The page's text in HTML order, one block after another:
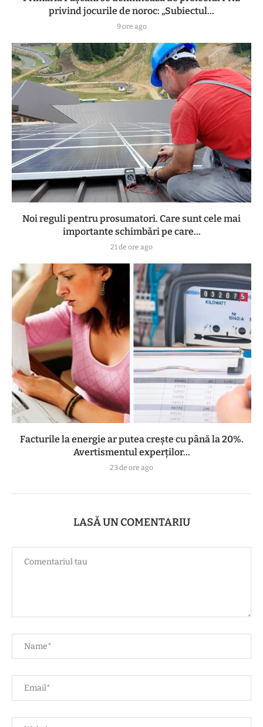
privind jocurile de noroc: „Subiectul...
9 ore ago
Noi reguli pentru prosumatori. Care sunt cele mai
importante schimbări pe care...
21 de ore ago
Facturile la energie ar putea crește cu până la 20%.
Avertismentul experților...
23 de ore ago
LASĂ UN COMENTARIU